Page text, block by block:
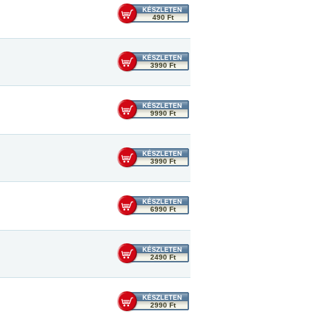
490 Ft
3990 Ft
9990 Ft
3990 Ft
6990 Ft
2490 Ft
2990 Ft